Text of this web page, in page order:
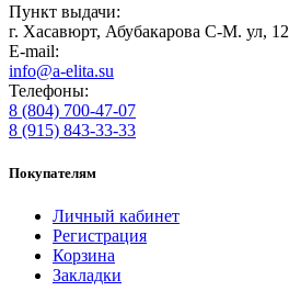
Пункт выдачи:
г. Хасавюрт, Абубакарова С-М. ул, 12
E-mail:
info@a-elita.su
Телефоны:
8 (804) 700-47-07
8 (915) 843-33-33
Покупателям
Личный кабинет
Регистрация
Корзина
Закладки